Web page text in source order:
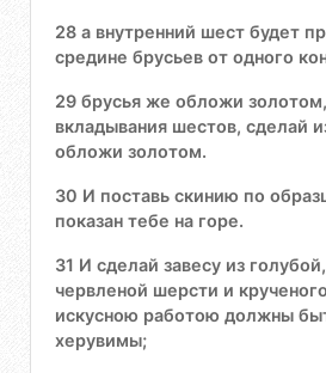
28 а внутренний шест будет
средине брусьев от одного
29 брусья же обложи
вкладывания шестов, сделай
обложи золотом.
30 И поставь скинию по
показан тебе на горе.
31 И сделай завесу из
червленой шерсти и
искусною работою должны
херувимы;